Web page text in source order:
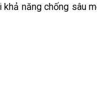
năng chống